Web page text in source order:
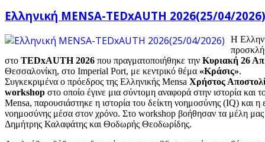
Ελληνική MENSA-TEDxAUTH 2026(25/04/2026)
Η
στο TEDxAUTH 2026 που πραγματοποιήθηκε την Κυριακή 26
Θεσσαλονίκη, στο Imperial Port, με κεντρικό θέμα «Κράσις».
Συγκεκριμένα ο πρόεδρος της Ελληνικής Mensa Χρήστος
workshop στο οποίο έγινε μια σύντομη αναφορά στην ιστορία και
Mensa, παρουσιάστηκε η ιστορία του δείκτη νοημοσύνης (IQ) και η
νοημοσύνης μέσα στον χρόνο. Στο workshop βοήθησαν τα μέλη
Δημήτρης Καλαφάτης και Θοδωρής Θεοδωρίδης.